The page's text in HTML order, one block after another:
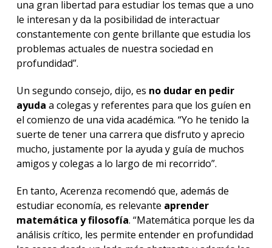
una gran libertad para estudiar los temas que a uno
le interesan y da la posibilidad de interactuar
constantemente con gente brillante que estudia los
problemas actuales de nuestra sociedad en
profundidad”.
Un segundo consejo, dijo, es no dudar en pedir
ayuda a colegas y referentes para que los guíen en
el comienzo de una vida académica. “Yo he tenido la
suerte de tener una carrera que disfruto y aprecio
mucho, justamente por la ayuda y guía de muchos
amigos y colegas a lo largo de mi recorrido”.
En tanto, Acerenza recomendó que, además de
estudiar economía, es relevante aprender
matemática y filosofía. “Matemática porque les da
análisis crítico, les permite entender en profundidad